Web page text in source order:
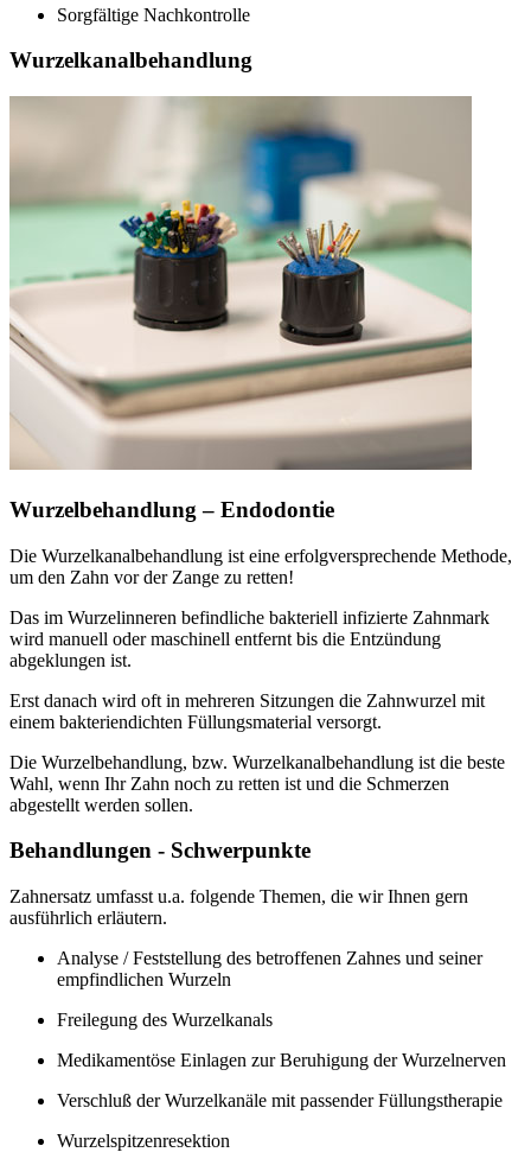
Sorgfältige Nachkontrolle
Wurzelkanalbehandlung
Wurzelbehandlung – Endodontie
Die Wurzelkanalbehandlung ist eine erfolgversprechende Methode,
um den Zahn vor der Zange zu retten!
Das im Wurzelinneren befindliche bakteriell infizierte Zahnmark
wird manuell oder maschinell entfernt bis die Entzündung
abgeklungen ist.
Erst danach wird oft in mehreren Sitzungen die Zahnwurzel mit
einem bakteriendichten Füllungsmaterial versorgt.
Die Wurzelbehandlung, bzw. Wurzelkanalbehandlung ist die beste
Wahl, wenn Ihr Zahn noch zu retten ist und die Schmerzen
abgestellt werden sollen.
Behandlungen - Schwerpunkte
Zahnersatz umfasst u.a. folgende Themen, die wir Ihnen gern
ausführlich erläutern.
Analyse / Feststellung des betroffenen Zahnes und seiner
empfindlichen Wurzeln
Freilegung des Wurzelkanals
Medikamentöse Einlagen zur Beruhigung der Wurzelnerven
Verschluß der Wurzelkanäle mit passender Füllungstherapie
Wurzelspitzenresektion